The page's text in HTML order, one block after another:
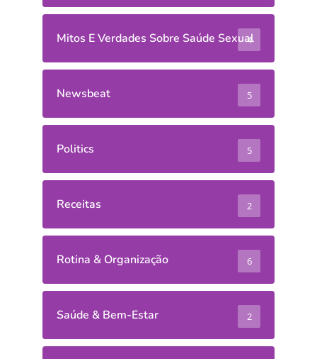
Mitos E Verdades Sobre Saúde Sexual
4
Newsbeat 5
Politics 5
Receitas 2
Rotina & Organização 6
Saúde & Bem-Estar 2